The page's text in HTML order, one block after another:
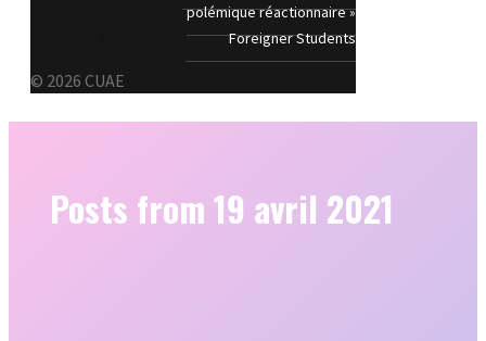
polémique réactionnaire »
Foreigner Students
© 2026 CUAE
Posts from 19 avril 2021